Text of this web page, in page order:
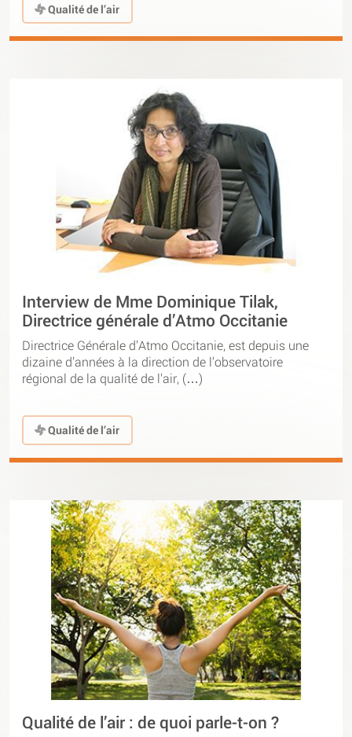
Qualité de l’air
Interview de Mme Dominique Tilak,
Directrice générale d’Atmo Occitanie
Directrice Générale d’Atmo Occitanie, est depuis une
dizaine d’années à la direction de l’observatoire
régional de la qualité de l’air, (…)
Qualité de l’air
Qualité de l’air : de quoi parle-t-on ?